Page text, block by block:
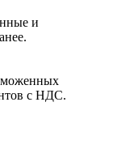
и
с НДС.